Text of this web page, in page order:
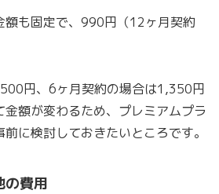
額も固定で、990円（12ヶ月契約
円、6ヶ月契約の場合は1,350円
金額が変わるため、プレミアムプラ
に検討しておきたいところです。
の費用